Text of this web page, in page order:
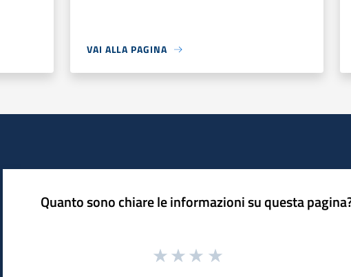
VAI ALLA PAGINA
Quanto sono chiare le informazioni su questa